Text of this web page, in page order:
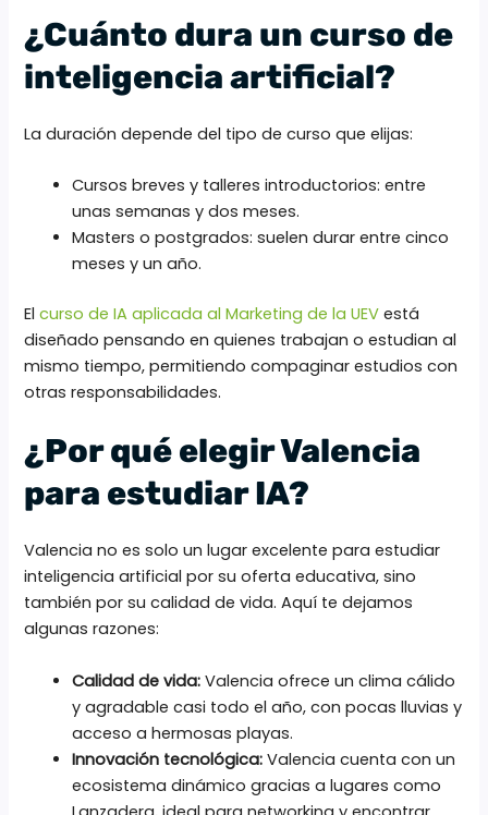
¿Cuánto dura un curso de
inteligencia artificial?
La duración depende del tipo de curso que elijas:
Cursos breves y talleres introductorios: entre
unas semanas y dos meses.
Masters o postgrados: suelen durar entre cinco
meses y un año.
Elcurso de IA aplicada al Marketing de la UEV está
diseñado pensando en quienes trabajan o estudian al
mismo tiempo, permitiendo compaginar estudios con
otras responsabilidades.
¿Por qué elegir Valencia
para estudiar IA?
Valencia no es solo un lugar excelente para estudiar
inteligencia artificial por su oferta educativa, sino
también por su calidad de vida. Aquí te dejamos
algunas razones:
Calidad de vida: Valencia ofrece un clima cálido
y agradable casi todo el año, con pocas lluvias y
acceso a hermosas playas.
Innovación tecnológica: Valencia cuenta con un
ecosistema dinámico gracias a lugares como